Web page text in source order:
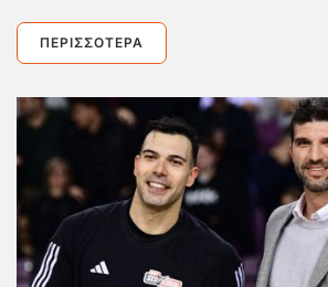
ΠΕΡΙΣΣΌΤΕΡΑ